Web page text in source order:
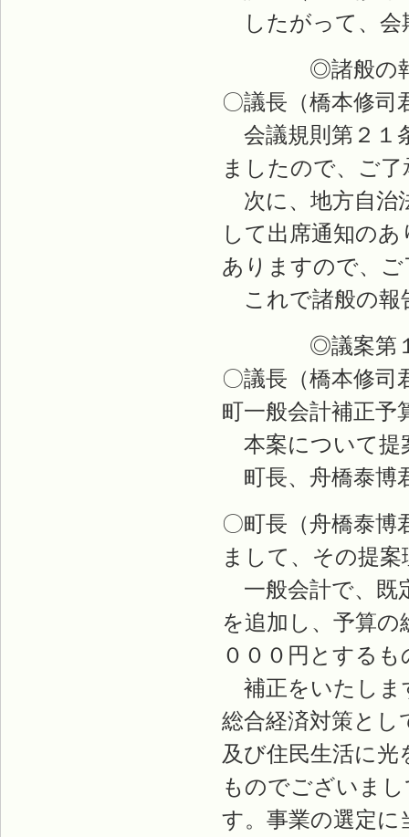
したがって、会
◎諸般の
〇議長（橋本修
会議規則第２１
ましたので、ご
次に、地方自治
して出席通知の
ありますので、
これで諸般の報
◎議案第１
〇議長（橋本修
町一般会計補正予
本案について提
町長、舟橋泰博
〇町長（舟橋泰
まして、その提
一般会計で、既
を追加し、予算の
０００円とする
補正をいたしま
総合経済対策とし
及び住民生活に
ものでございま
す。事業の選定に